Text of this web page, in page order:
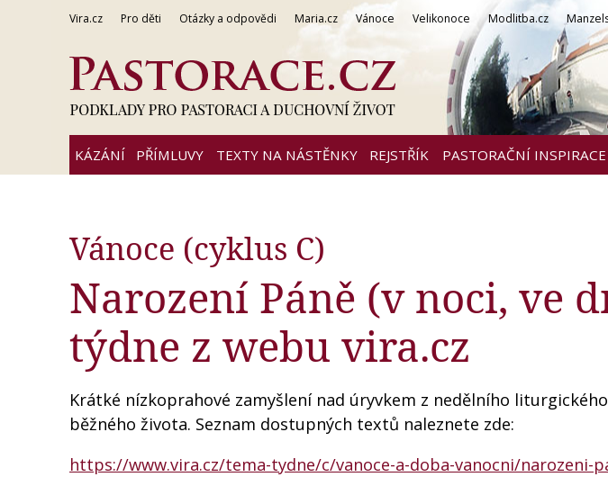
Vira.cz Pro děti Otázky a odpovědi Maria.cz Vánoce Velikonoce Modlitba.cz
KÁZÁNÍ PŘÍMLUVY TEXTY NA NÁSTĚNKY REJSTŘÍK PASTORAČNÍ INSPIRACE
Vánoce (cyklus C)
Narození Páně (v noci, ve
týdne z webu vira.cz
Krátké nízkoprahové zamyšlení nad úryvkem z nedělního
běžného života. Seznam dostupných textů naleznete zde:
https://www.vira.cz/tema-tydne/c/vanoce-a-doba-vanocni/narozeni-